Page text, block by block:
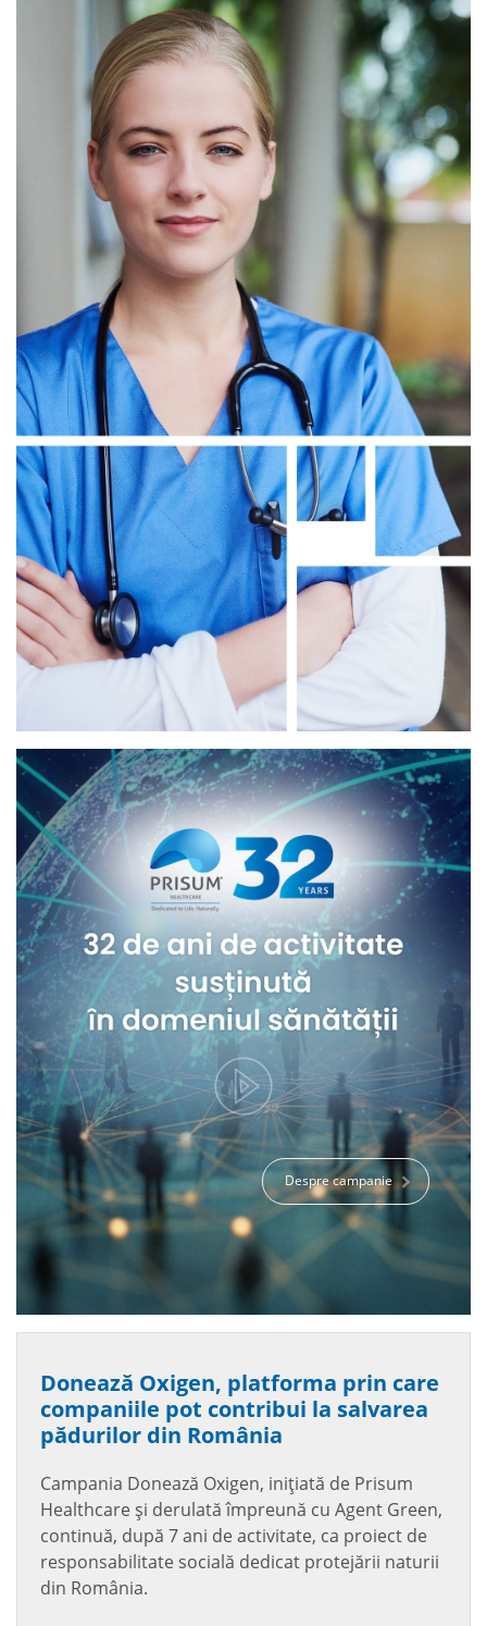
Despre campanie
Donează Oxigen, platforma prin care
companiile pot contribui la salvarea
pădurilor din România
Campania Donează Oxigen, inițiată de Prisum
Healthcare și derulată împreună cu Agent Green,
continuă, după 7 ani de activitate, ca proiect de
responsabilitate socială dedicat protejării naturii
din România.